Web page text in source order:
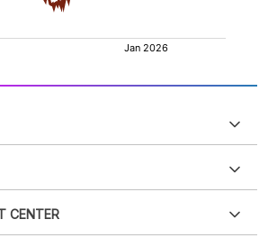
Daftar sekarang
CENTER